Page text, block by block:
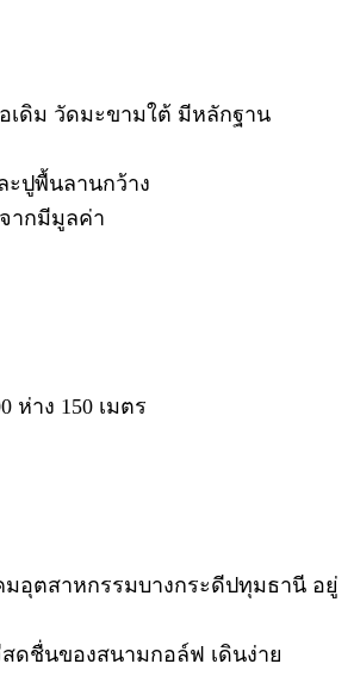
เดิม วัดมะขามใต้ มีหลักฐาน
ะปูพื้นลานกว้าง
ากมีมูลค่า
ห่าง 150 เมตร
อุตสาหกรรมบางกระดีปทุมธานี อยู่
ดชื่นของสนามกอล์ฟ เดินง่าย